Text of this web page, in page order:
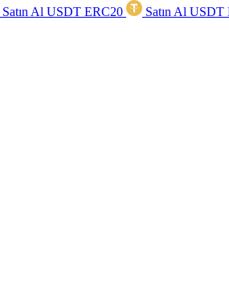
Satın Al USDT ERC20 Satın Al USDT